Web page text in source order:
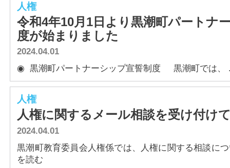
人権
令和4年10月1日より黒潮町パートナ
度が始まりました
2024.04.01
◉ 黒潮町パートナーシップ宣誓制度 黒潮町では、
人権
人権に関するメール相談を受け付け
2024.04.01
黒潮町教育委員会人権係では、人権に関する相談に
を読む